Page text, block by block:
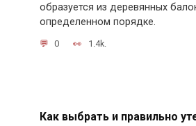
образуется из деревянных
определенном порядке.
0 1.4k.
Как выбрать и правильно